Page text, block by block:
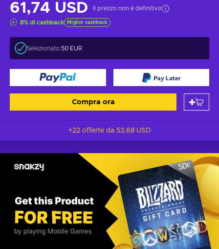
61,74 USD Il prezzo non è definitivo
8% di cashback Miglior cashback
Selezionato:50 EUR
Compra ora
+22 offerte da 53,68 USD